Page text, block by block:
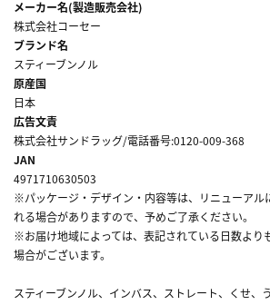
メーカー名(製造販売会社)
株式会社コーセー
ブランド名
スティーブンノル
原産国
日本
広告文責
株式会社サンドラッグ/電話番号:0120-009-368
JAN
4971710630503
※パッケージ・デザイン・内容等は、リニューアル
れる場合がありますので、予めご了承ください。
※お届け地域によっては、表記されている日数より
場合がございます。
スティーブンノル、インバス、ストレート、くせ、